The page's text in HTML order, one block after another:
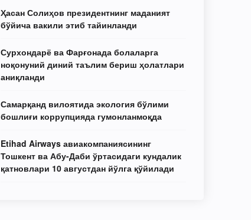
Ҳасан Солиҳов президентнинг маданият
бўйича вакили этиб тайинланди
Сурхондарё ва Фарғонада болаларга
ноқонуний диний таълим бериш ҳолатлари
аниқланди
Самарқанд вилоятида экология бўлими
бошлиғи коррупцияда гумонланмоқда
Etihad Airways авиакомпаниясининг
Тошкент ва Абу-Даби ўртасидаги кундалик
қатновлари 10 августдан йўлга қўйилади